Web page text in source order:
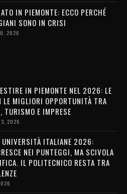
IN PIEMONTE: ECCO PERCHÉ
SONO IN CRISI
2026
IN PIEMONTE NEL 2026: LE
LE MIGLIORI OPPORTUNITÀ TRA
TURISMO E IMPRESE
2026
ITALIANE 2026:
NEI PUNTEGGI, MA SCIVOLA
IL POLITECNICO RESTA TRA